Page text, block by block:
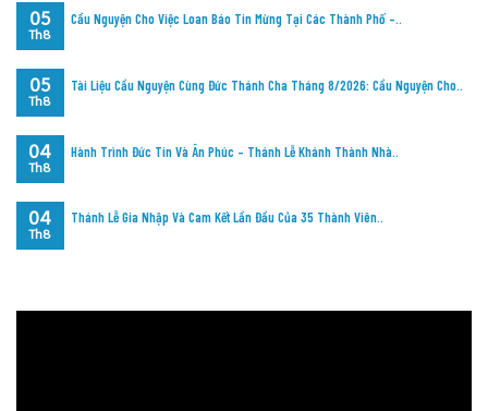
Cầu Nguyện Cho Việc Loan Báo Tin Mừng Tại Các Thành Phố –..
05
Th8
Tài Liệu Cầu Nguyện Cùng Đức Thánh Cha Tháng 8/2026: Cầu Nguyện Cho..
05
Th8
Hành Trình Đức Tin Và Ân Phúc – Thánh Lễ Khánh Thành Nhà..
04
Th8
Thánh Lễ Gia Nhập Và Cam Kết Lần Đầu Của 35 Thành Viên..
04
Th8